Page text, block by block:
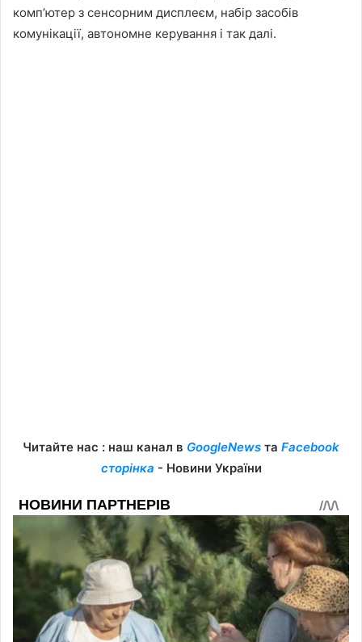
комп’ютер з сенсорним дисплеєм, набір засобів
комунікації, автономне керування і так далі.
Читайте нас : наш канал в GoogleNews та Facebook
сторінка - Новини України